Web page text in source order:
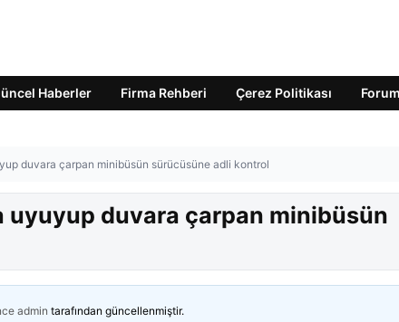
Haberler Firma Rehberi Çerez Politikası Forum
duvara çarpan minibüsün sürücüsüne adli kontrol
uyuyup duvara çarpan minibüsün
admin tarafından güncellenmiştir.